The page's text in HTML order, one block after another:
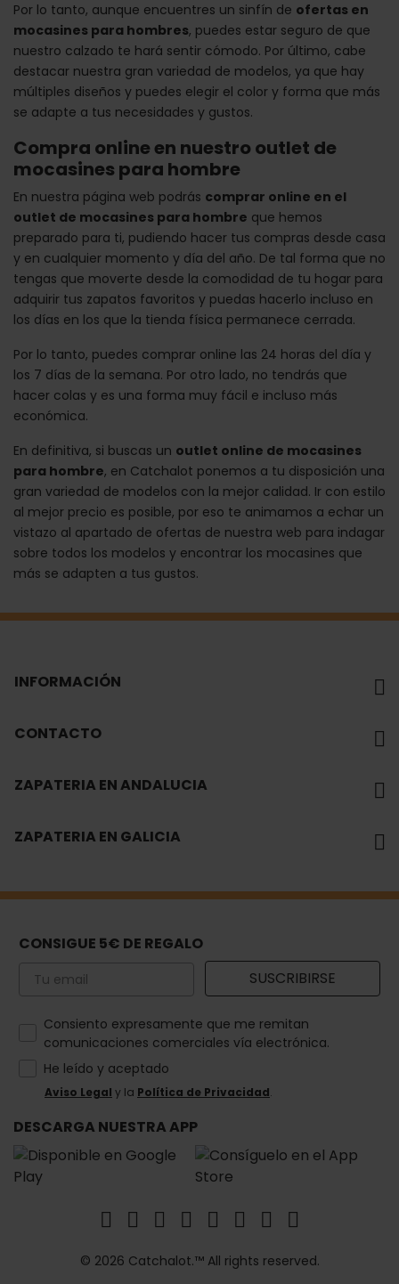
Por lo tanto, aunque encuentres un sinfín de ofertas en
mocasines para hombres, puedes estar seguro de que
nuestro calzado te hará sentir cómodo. Por último, cabe
destacar nuestra gran variedad de modelos, ya que hay
múltiples diseños y puedes elegir el color y forma que más
se adapte a tus necesidades y gustos.
Compra online en nuestro outlet de
mocasines para hombre
En nuestra página web podrás comprar online en el
outlet de mocasines para hombre que hemos
preparado para ti, pudiendo hacer tus compras desde casa
y en cualquier momento y día del año. De tal forma que no
tengas que moverte desde la comodidad de tu hogar para
adquirir tus zapatos favoritos y puedas hacerlo incluso en
los días en los que la tienda física permanece cerrada.
Por lo tanto, puedes comprar online las 24 horas del día y
los 7 días de la semana. Por otro lado, no tendrás que
hacer colas y es una forma muy fácil e incluso más
económica.
En definitiva, si buscas un outlet online de mocasines
para hombre, en Catchalot ponemos a tu disposición una
gran variedad de modelos con la mejor calidad. Ir con estilo
al mejor precio es posible, por eso te animamos a echar un
vistazo al apartado de ofertas de nuestra web para indagar
sobre todos los modelos y encontrar los mocasines que
más se adapten a tus gustos.
INFORMACIÓN
CONTACTO
ZAPATERIA EN ANDALUCIA
ZAPATERIA EN GALICIA
CONSIGUE 5€ DE REGALO
Email SUSCRIBIRSE
How would you like to hear from us?
Consiento expresamente que me remitan
comunicaciones comerciales vía electrónica.
He leído y aceptado
Aviso Legal y la Política de Privacidad.
DESCARGA NUESTRA APP
© 2026 Catchalot.™ All rights reserved.